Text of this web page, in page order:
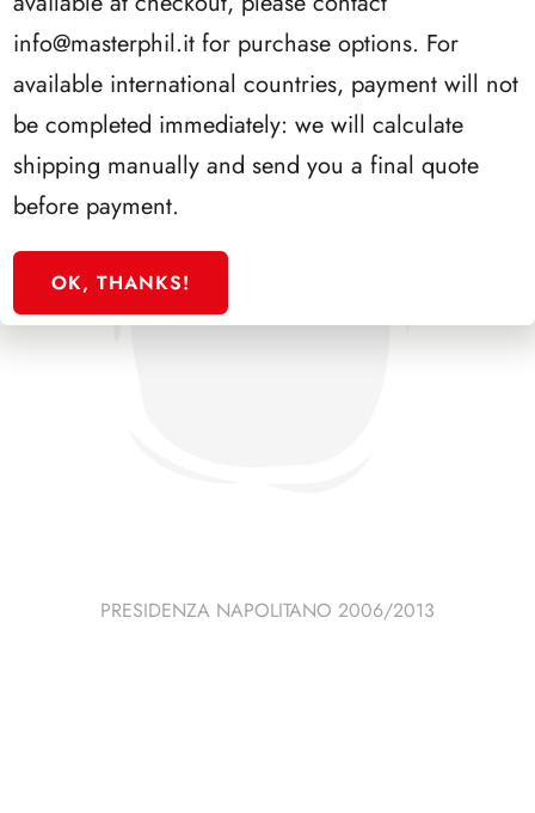
PRESIDENZA NAPOLITANO 2006/2013
info@masterphil.it for purchase options. For
available international countries, payment will not
be completed immediately: we will calculate
shipping manually and send you a final quote
before payment.
OK, THANKS!